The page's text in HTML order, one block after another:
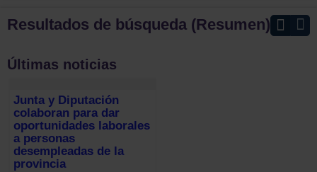
Resultados de búsqueda (Resumen)
Últimas noticias
Junta y Diputación
colaboran para dar
oportunidades laborales
a personas
desempleadas de la
provincia